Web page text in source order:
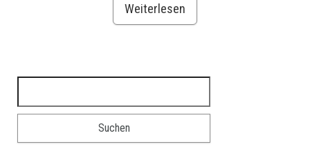
Weiterlesen